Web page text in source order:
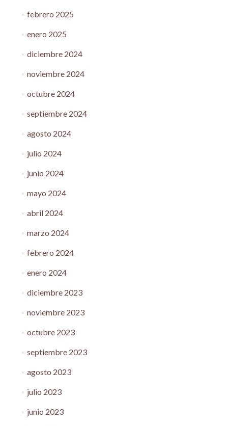
febrero 2025
enero 2025
diciembre 2024
noviembre 2024
octubre 2024
septiembre 2024
agosto 2024
julio 2024
junio 2024
mayo 2024
abril 2024
marzo 2024
febrero 2024
enero 2024
diciembre 2023
noviembre 2023
octubre 2023
septiembre 2023
agosto 2023
julio 2023
junio 2023